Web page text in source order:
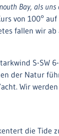
Bay, als
von 100°
fallen wir ab
S-SW
der Natur
Wir
die Tide